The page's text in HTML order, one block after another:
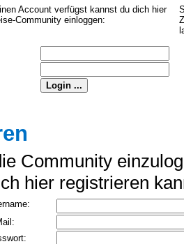
Account verfügst kannst du dich hier
Community einloggen:
Community
hier registrieren